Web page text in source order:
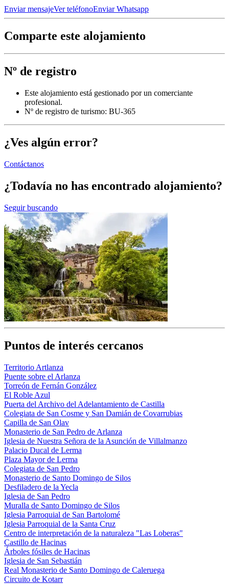
Enviar mensajeVer teléfonoEnviar Whatsapp
Comparte este alojamiento
Nº de registro
Este alojamiento está gestionado por un comerciante
profesional.
Nº de registro de turismo: BU-365
¿Ves algún error?
Contáctanos
¿Todavía no has encontrado alojamiento?
Seguir buscando
Puntos de interés cercanos
Territorio Artlanza
Puente sobre el Arlanza
Torreón de Fernán González
El Roble Azul
Puerta del Archivo del Adelantamiento de Castilla
Colegiata de San Cosme y San Damián de Covarrubias
Capilla de San Olav
Monasterio de San Pedro de Arlanza
Iglesia de Nuestra Señora de la Asunción de Villalmanzo
Palacio Ducal de Lerma
Plaza Mayor de Lerma
Colegiata de San Pedro
Monasterio de Santo Domingo de Silos
Desfiladero de la Yecla
Iglesia de San Pedro
Muralla de Santo Domingo de Silos
Iglesia Parroquial de San Bartolomé
Iglesia Parroquial de la Santa Cruz
Centro de interpretación de la naturaleza "Las Loberas"
Castillo de Hacinas
Árboles fósiles de Hacinas
Iglesia de San Sebastián
Real Monasterio de Santo Domingo de Caleruega
Circuito de Kotarr